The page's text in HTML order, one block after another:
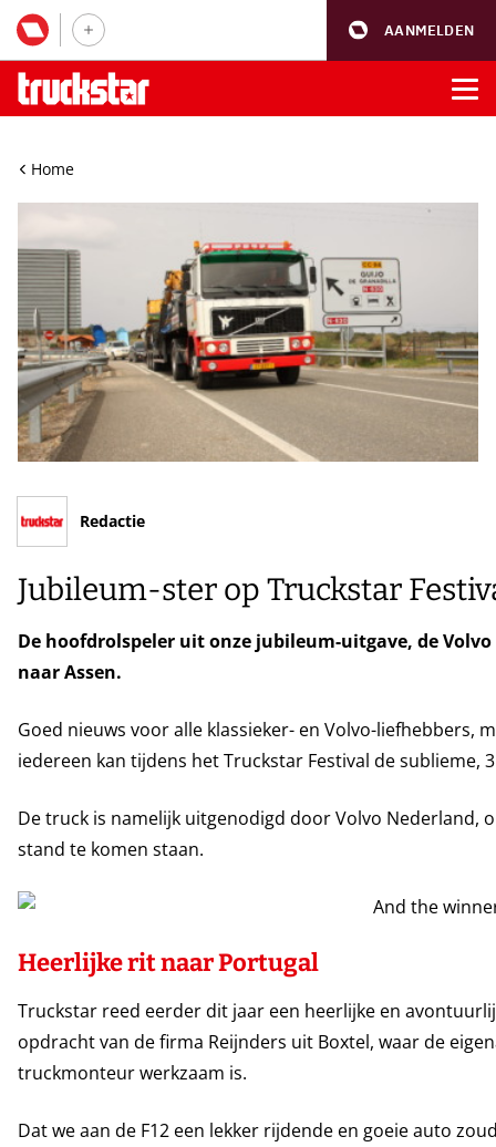
AANMELDEN
Home
Redactie
Jubileum-ster op Truckstar
De hoofdrolspeler uit onze jubileum-uitgave, de
naar Assen.
Goed nieuws voor alle klassieker- en Volvo-liefhebbers,
iedereen kan tijdens het Truckstar Festival de sublieme,
De truck is namelijk uitgenodigd door Volvo Nederland,
stand te komen staan.
Heerlijke rit naar Portugal
Truckstar reed eerder dit jaar een heerlijke en
opdracht van de firma Reijnders uit Boxtel, waar de
truckmonteur werkzaam is.
Dat we aan de F12 een lekker rijdende en goeie auto